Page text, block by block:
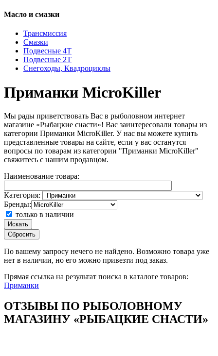
Масло и смазки
Трансмиссия
Смазки
Подвесные 4Т
Подвесные 2Т
Снегоходы, Квадроциклы
Приманки MicroKiller
Мы рады приветствовать Вас в рыболовном интернет
магазине «Рыбацкие снасти»! Вас заинтересовали товары из
категории Приманки MicroKiller. У нас вы можете купить
представленные товары на сайте, если у вас останутся
вопросы по товарам из категории "Приманки MicroKiller"
свяжитесь с нашим продавцом.
Наименование товара:
Категория:
Бренды:
только в наличии
Искать
Сбросить
По вашему запросу нечего не найдено. Возможно товара уже
нет в наличии, но его можно привезти под заказ.
Прямая ссылка на результат поиска в каталоге товаров:
Приманки
ОТЗЫВЫ ПО РЫБОЛОВНОМУ
МАГАЗИНУ «РЫБАЦКИЕ СНАСТИ»